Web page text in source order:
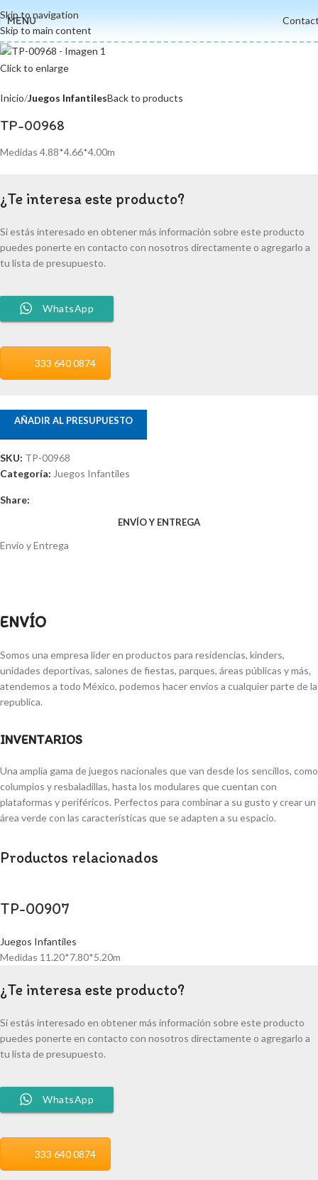
Skip to navigation
Skip to main content
MENU
Click to enlarge
Inicio Juegos InfantilesBack to products
TP-00968
Medidas 4.88*4.66*4.00m
¿Te interesa este producto?
Si estás interesado en obtener más información sobre este producto
puedes ponerte en contacto con nosotros directamente o agregarlo a
tu lista de presupuesto.
WhatsApp
333 640 0874
AÑADIR AL PRESUPUESTO
SKU: TP-00968
Categoría: Juegos Infantiles
Share:
ENVÍO Y ENTREGA
Envío y Entrega
ENVÍO
Somos una empresa lider en productos para residencias, kinders,
unidades deportivas, salones de fiestas, parques, áreas públicas y más,
atendemos a todo México, podemos hacer envíos a cualquier parte de la
republica.
INVENTARIOS
Una amplia gama de juegos nacionales que van desde los sencillos, como
columpios y resbaladillas, hasta los modulares que cuentan con
plataformas y periféricos. Perfectos para combinar a su gusto y crear un
área verde con las características que se adapten a su espacio.
Productos relacionados
TP-00907
Juegos Infantiles
Medidas 11.20*7.80*5.20m
¿Te interesa este producto?
Si estás interesado en obtener más información sobre este producto
puedes ponerte en contacto con nosotros directamente o agregarlo a
tu lista de presupuesto.
WhatsApp
333 640 0874